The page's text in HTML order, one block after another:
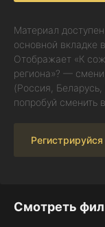
Материал
основной вкладке
Отображает «К
региона»? —
(Россия, Беларусь,
попробуй сменить
Регистрируйся
Смотреть